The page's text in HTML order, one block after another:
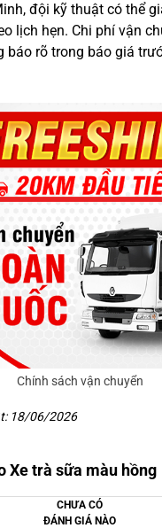
đội kỹ thuật có thể
lịch hẹn. Chi phí vận
báo rõ trong báo giá
Chính sách vận chuyển
18/06/2026
Xe trà sữa màu hồng
CHƯA CÓ
ĐÁNH GIÁ NÀO